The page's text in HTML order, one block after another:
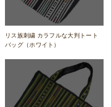
リス族刺繍 カラフルな大判トート
バッグ（ホワイト）